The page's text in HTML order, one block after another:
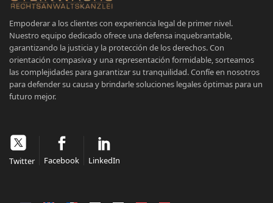
Empoderar a los clientes con experiencia legal de primer nivel.
Nuestro equipo dedicado ofrece una defensa inquebrantable,
garantizando la justicia y la protección de los derechos. Con
orientación compasiva y una representación formidable, sorteamos
las complejidades para garantizar su tranquilidad. Confíe en nosotros
para defender su causa y brindarle soluciones legales óptimas para un
futuro mejor.
Twitter Facebook LinkedIn